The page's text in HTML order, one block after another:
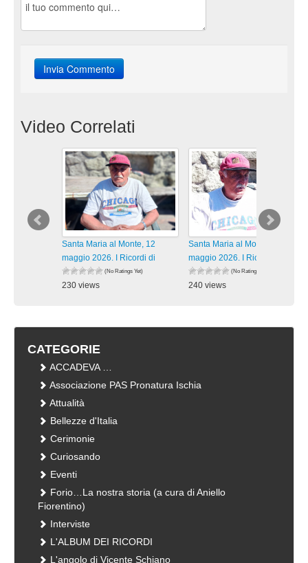
Video Correlati
Santa Maria al Monte, 12
maggio 2026. I Ricordi di
(No Ratings Yet)
230 views
Santa Maria al Monte, 12
maggio 2026. I Ricordi di
(No Ratings Yet)
240 views
CATEGORIE
ACCADEVA …
Associazione PAS Pronatura Ischia
Attualità
Bellezze d'Italia
Cerimonie
Curiosando
Eventi
Forio…La nostra storia (a cura di Aniello
Fiorentino)
Interviste
L'ALBUM DEI RICORDI
L'angolo di Vicente Schiano